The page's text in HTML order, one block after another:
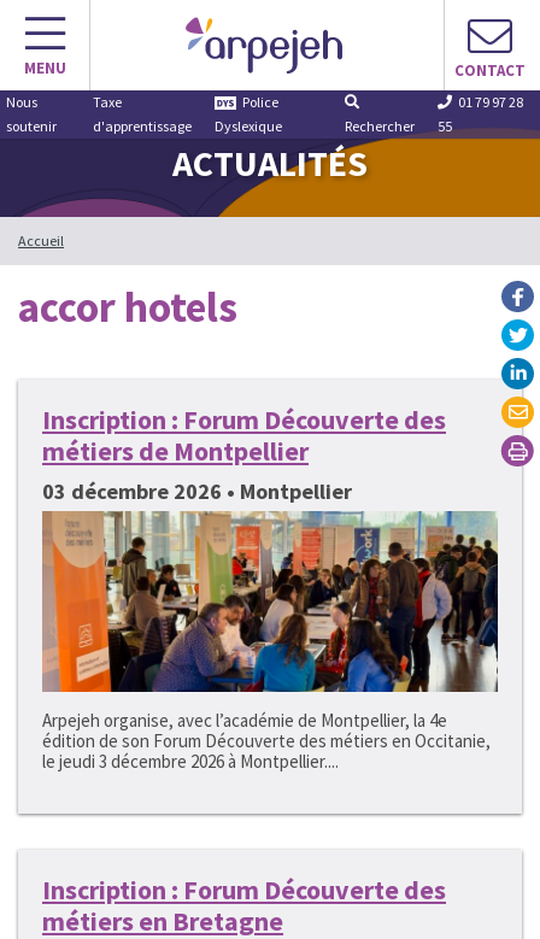
Aller
contenu
MENU CONTACT
Nous
soutenir
Taxe
d'apprentissage
Police
Dyslexique
Rechercher
01 79 97 28
55
ACTUALITÉS
Accueil
accor hotels
Inscription : Forum Découverte des
métiers de Montpellier
03 décembre 2026 • Montpellier
Arpejeh organise, avec l’académie de Montpellier, la 4e
édition de son Forum Découverte des métiers en Occitanie,
le jeudi 3 décembre 2026 à Montpellier....
Inscription : Forum Découverte des
métiers en Bretagne